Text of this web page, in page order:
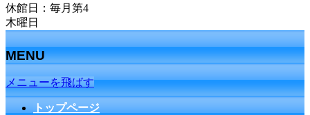
休館日：毎月第4
木曜日
MENU
メニューを飛ばす
トップページ